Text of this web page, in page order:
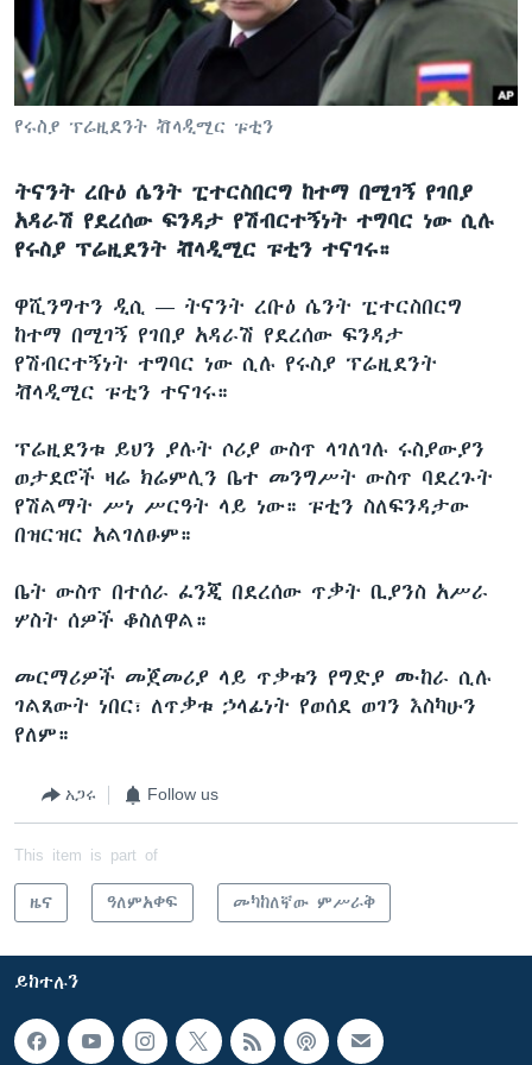
ቋንቋዎች
የሩስያ ፕሬዚደንት ቭላዲሚር ፑቲን
ትናንት ረቡዕ ሴንት ፒተርስበርግ ከተማ በሚገኝ የገበያ
አዳራሽ የደረሰው ፍንዳታ የሽብርተኝነት ተግባር ነው ሲሉ
የሩስያ ፕሬዚደንት ቭላዲሚር ፑቲን ተናገሩ።
ዋሺንግተን ዲሲ — ትናንት ረቡዕ ሴንት ፒተርስበርግ
ከተማ በሚገኝ የገበያ አዳራሽ የደረሰው ፍንዳታ
የሽብርተኝነት ተግባር ነው ሲሉ የሩስያ ፕሬዚደንት
ቭላዲሚር ፑቲን ተናገሩ።
ፕሬዚደንቱ ይህን ያሉት ሶሪያ ውስጥ ላገለገሉ ሩስያውያን
ወታደሮች ዛሬ ክሬምሊን ቤተ መንግሥት ውስጥ ባደረጉት
የሽልማት ሥነ ሥርዓት ላይ ነው። ፑቲን ስለፍንዳታው
በዝርዝር አልገለፁም።
ቤት ውስጥ በተሰራ ፈንጂ በደረሰው ጥቃት ቢያንስ አሥራ
ሦስት ሰዎች ቆስለዋል።
መርማሪዎች መጀመሪያ ላይ ጥቃቱን የግድያ ሙከራ ሲሉ
ገልጸውት ነበር፣ ለጥቃቱ ኃላፊነት የወሰደ ወገን እስካሁን
የለም።
አጋሩ Follow us
This item is part of
ዜና ዓለምአቀፍ መካከለኛው ምሥራቅ
ይከተሉን